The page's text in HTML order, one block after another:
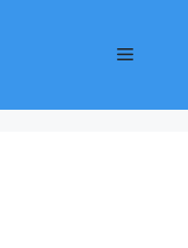
메